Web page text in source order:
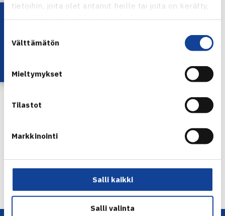
tietoihin, joita olet antanut heille tai joita on kerätty,
kun olet käyttänyt heidän palvelujaan.
valinta
Välttämätön
Mieltymykset
Tilastot
Markkinointi
Salli kaikki
Salli valinta
← Edellinen
Seuraava uutinen: Kivijärvi ja Popov… →
Lataa OmaTennis!